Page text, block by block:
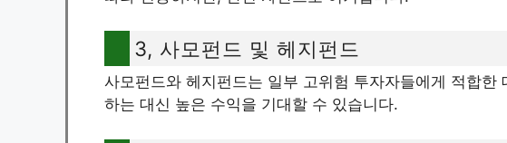
3, 사모펀드 및 헤지펀드
사모펀드와 헤지펀드는 일부 고위험 투자자들에게 적합한
하는 대신 높은 수익을 기대할 수 있습니다.